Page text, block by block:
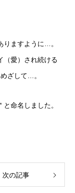
りますように…。
（愛）され続ける
ざして…。
命名しました。
次の記事